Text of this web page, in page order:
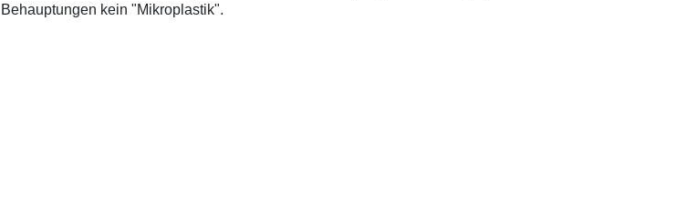
Behauptungen kein "Mikroplastik".